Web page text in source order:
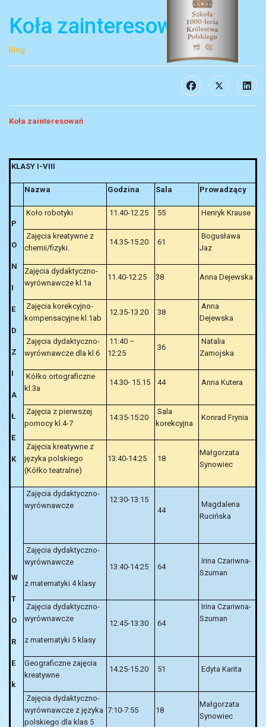
Koła zainteresowań
Blog
Koła zainteresowań
KLASY I-VIII
Nazwa Godzina Sala Prowadzący
P
O
N
I
E
D
Z
I
A
Ł
E
K
Koło robotyki 11.40-12.25 55 Henryk Krause
Zajęcia kreatywne z
chemii/fizyki.
14.35-15.20 61
Bogusława
Jaz
Zajęcia dydaktyczno-
wyrównawcze kl.1a
11.40-12.25 38 Anna Dejewska
Zajęcia korekcyjno-
kompensacyjne kl.1ab
12.35-13.20 38
Anna
Dejewska
Zajęcia dydaktyczno-
wyrównawcze dla kl.6
11:40 –
12:25
36
Natalia
Zamojska
Kółko ortograficzne
kl.3a
14.30- 15.15 44 Anna Kutera
Zajęcia z pierwszej
pomocy kl.4-7
14:35-15:20
Sala
korekcyjna
Konrad Frynia
Zajęcia kreatywne z
języka polskiego
(Kółko teatralne)
13:40-14:25 18
Małgorzata
Synowiec
W
T
O
R
E
k
Zajęcia dydaktyczno-
wyrównawcze
12:30-13:15
44
Magdalena
Rucińska
Zajęcia dydaktyczno-
wyrównawcze
z matematyki 4 klasy
13:40-14:25 64
Irina Czariwna-
Szuman
Zajęcia dydaktyczno-
wyrównawcze
z matematyki 5 klasy
12:45-13:30 64
Irina Czariwna-
Szuman
Geograficzne zajęcia
kreatywne
14.25-15.20 51 Edyta Karita
Zajęcia dydaktyczno-
wyrównawcze z języka
polskiego dla klas 5
7:10-7:55 18
Małgorzata
Synowiec